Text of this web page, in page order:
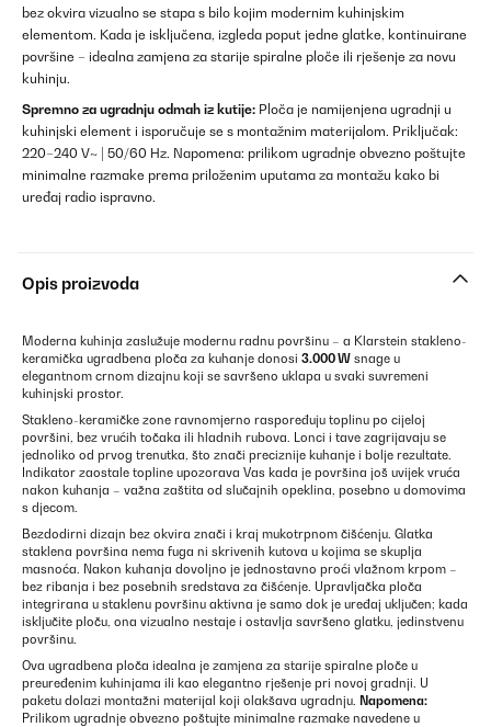
bez okvira vizualno se stapa s bilo kojim modernim kuhinjskim
elementom. Kada je isključena, izgleda poput jedne glatke, kontinuirane
površine – idealna zamjena za starije spiralne ploče ili rješenje za novu
kuhinju.
Spremno za ugradnju odmah iz kutije: Ploča je namijenjena ugradnji u
kuhinjski element i isporučuje se s montažnim materijalom. Priključak:
220–240 V~ | 50/60 Hz. Napomena: prilikom ugradnje obvezno poštujte
minimalne razmake prema priloženim uputama za montažu kako bi
uređaj radio ispravno.
Opis proizvoda
Moderna kuhinja zaslužuje modernu radnu površinu – a Klarstein stakleno-
keramička ugradbena ploča za kuhanje donosi 3.000 W snage u
elegantnom crnom dizajnu koji se savršeno uklapa u svaki suvremeni
kuhinjski prostor.
Stakleno-keramičke zone ravnomjerno raspoređuju toplinu po cijeloj
površini, bez vrućih točaka ili hladnih rubova. Lonci i tave zagrijavaju se
jednoliko od prvog trenutka, što znači preciznije kuhanje i bolje rezultate.
Indikator zaostale topline upozorava Vas kada je površina još uvijek vruća
nakon kuhanja – važna zaštita od slučajnih opeklina, posebno u domovima
s djecom.
Bezdodirni dizajn bez okvira znači i kraj mukotrpnom čišćenju. Glatka
staklena površina nema fuga ni skrivenih kutova u kojima se skuplja
masnoća. Nakon kuhanja dovoljno je jednostavno proći vlažnom krpom –
bez ribanja i bez posebnih sredstava za čišćenje. Upravljačka ploča
integrirana u staklenu površinu aktivna je samo dok je uređaj uključen; kada
isključite ploču, ona vizualno nestaje i ostavlja savršeno glatku, jedinstvenu
površinu.
Ova ugradbena ploča idealna je zamjena za starije spiralne ploče u
preuređenim kuhinjama ili kao elegantno rješenje pri novoj gradnji. U
paketu dolazi montažni materijal koji olakšava ugradnju. Napomena:
Prilikom ugradnje obvezno poštujte minimalne razmake navedene u